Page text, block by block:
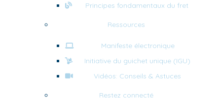
Principes fondamentaux du fret
Ressources
Manifeste électronique
Initiative du guichet unique (IGU)
Vidéos: Conseils & Astuces
Restez connecté